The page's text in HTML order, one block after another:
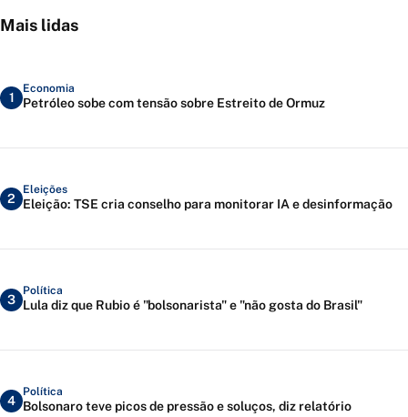
Mais lidas
1
Economia
Petróleo sobe com tensão sobre Estreito de Ormuz
2
Eleições
Eleição: TSE cria conselho para monitorar IA e desinformação
3
Política
Lula diz que Rubio é "bolsonarista" e "não gosta do Brasil"
4
Política
Bolsonaro teve picos de pressão e soluços, diz relatório